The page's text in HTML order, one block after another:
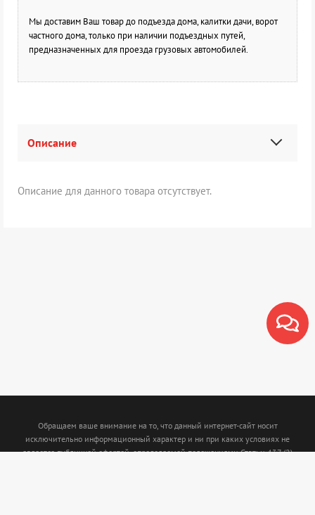
Мы доставим Ваш товар до подъезда дома, калитки дачи, ворот
частного дома, только при наличии подъездных путей,
предназначенных для проезда грузовых автомобилей.
Описание
Описание для данного товара отсутствует.
Обращаем ваше внимание на то, что данный интернет-сайт носит
исключительно информационный характер и ни при каких условиях не
является публичной офертой, определяемой положениями Статьи 437 (2)